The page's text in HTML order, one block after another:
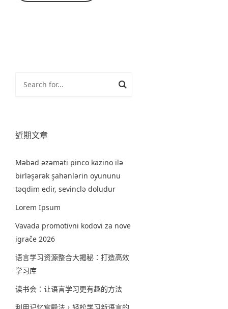
近期文章
Məbəd əzəməti pinco kazino ilə
birləşərək şahənlərin oyununu
təqdim edir, sevinclə doludur
Lorem Ipsum
Vavada promotivni kodovi za nove
igrače 2026
语言学习资源整合大揭秘：打造高效
学习库
读书会：让语言学习更有趣的方法
利用记忆宫殿法，轻松学习新语言的